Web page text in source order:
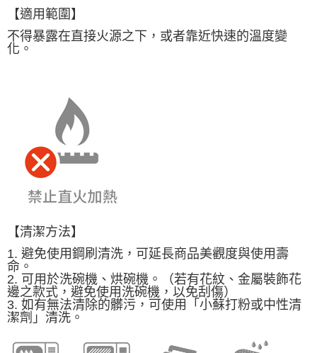
「AFTEE先享後付」，若未經同意申辦者引起之損失，本公司不負相關責
任。
４．使用「AFTEE先享後付」時，將依據個別帳號之用戶狀況，依本公司即
時審查核予不同之上限額度；若仍有額度不足之情形，本公司將視審查結果
【適用範圍】
不得暴露在直接火源之下，或者靠近快速的溫度變
化。
【清潔方法】
1. 避免使用鋼刷清洗，可延長商品美觀度與使用壽
命。
2. 可用於洗碗機、烘碗機。（若有花紋、金屬裝飾花
邊之款式，避免使用洗碗機，以免刮傷）
3. 如有無法清除的髒污，可使用「小蘇打粉或中性清
潔劑」清洗。